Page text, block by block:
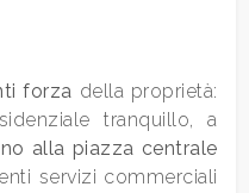
forza della proprietà:
tranquillo, a
alla piazza centrale
servizi commerciali